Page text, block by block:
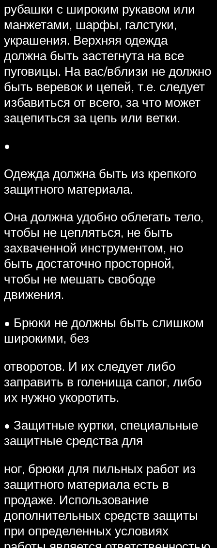
рубашки с широким рукавом или
манжетами, шарфы, галстуки,
украшения. Верхняя одежда
должна быть застегнута на все
пуговицы. На вас/вблизи не должно
быть веревок и цепей, т.е. следует
избавиться от всего, за что может
зацепиться за цепь или ветки.
•
Одежда должна быть из крепкого
защитного материала.
Она должна удобно облегать тело,
чтобы не цепляться, не быть
захваченной инструментом, но
быть достаточно просторной,
чтобы не мешать свободе
движения.
• Брюки не должны быть слишком
широкими, без
отворотов. И их следует либо
заправить в голенища сапог, либо
их нужно укоротить.
• Защитные куртки, специальные
защитные средства для
ног, брюки для пильных работ из
защитного материала есть в
продаже. Использование
дополнительных средств защиты
при определенных условиях